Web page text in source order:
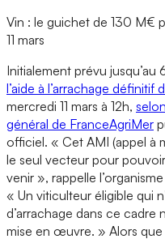
Vin : le guichet de 130 M€
11 mars
Initialement prévu jusqu’au
l’aide à l’arrachage définitif
mercredi 11 mars à 12h,
général de FranceAgriMer
officiel. « Cet AMI (appel à
le seul vecteur pour
venir », rappelle
« Un viticulteur éligible qui
d’arrachage dans ce cadre
mise en œuvre. » Alors